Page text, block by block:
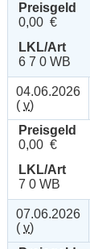
Preisgeld
0,00 €
LKL/Art
6 7 0 WB
04.06.2026
( v)
Preisgeld
0,00 €
LKL/Art
7 0 WB
07.06.2026
( v)